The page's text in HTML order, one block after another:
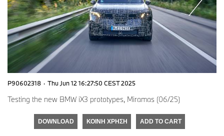
P90602318 · Thu Jun 12 16:27:50 CEST 2025
Testing the new BMW iX3 prototypes, Miramas (06/25)
DOWNLOAD ΚΟΙΝΉ ΧΡΉΣΗ ADD TO CART